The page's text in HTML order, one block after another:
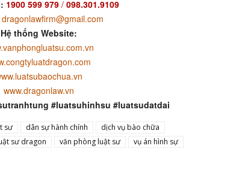
1900 599 979/ 098.301.9109
dragonlawfirm@gmail.com
Hệ thống Website:
www.dragonlaw.vn
#luatsuhinhsu #luatsudatdai
sư dân sự hành chính
dịch vụ bào chữa
sư dragon văn phòng luật sư vụ án hình sự